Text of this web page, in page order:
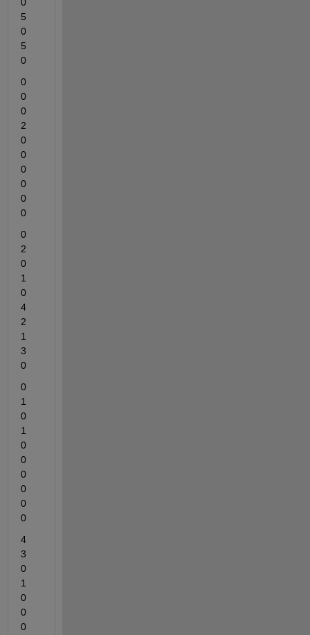
5
0
5
0
0
0
0
2
0
0
0
0
0
0
0
2
0
1
0
4
2
1
3
0
0
1
0
1
0
0
0
0
0
0
4
3
0
1
0
0
0